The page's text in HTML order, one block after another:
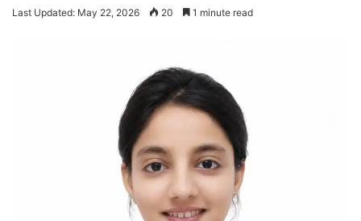
Last Updated: May 22, 2026 20 1 minute read